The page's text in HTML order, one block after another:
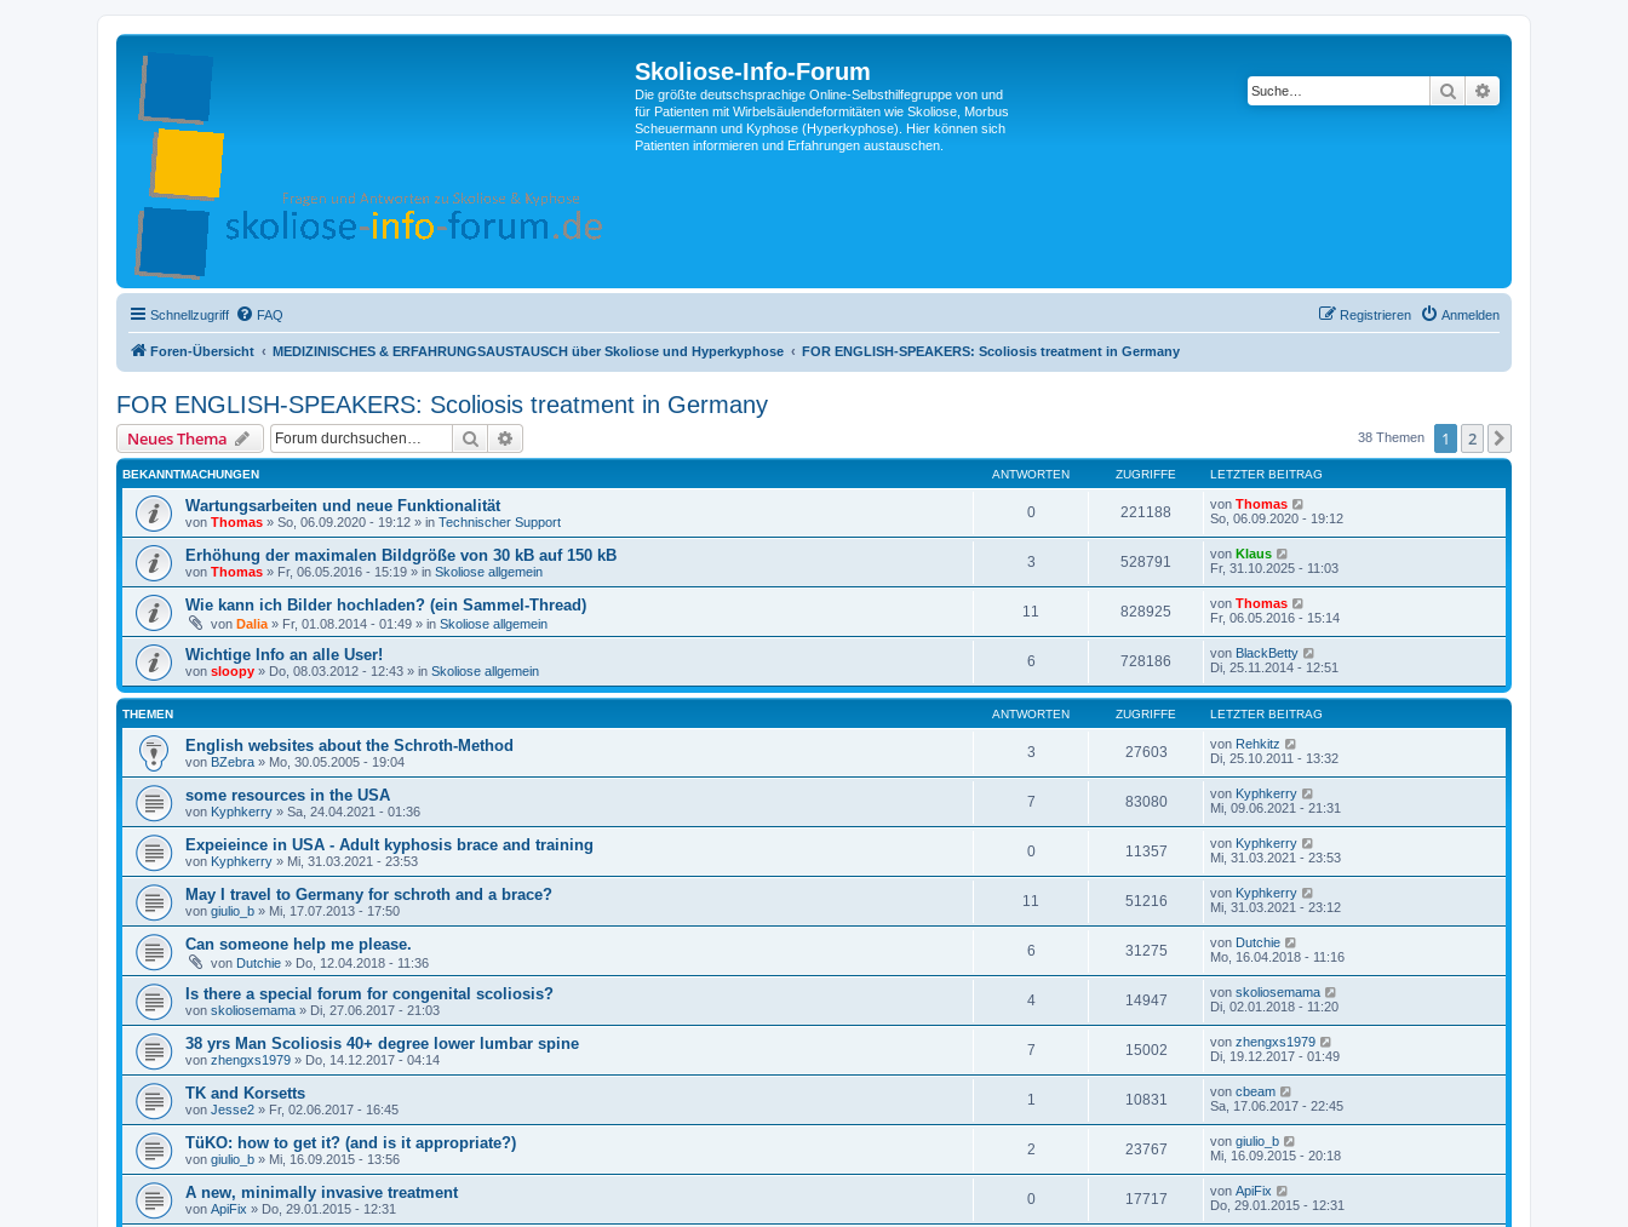
Skoliose-Info-Forum
Die größte deutschsprachige Online-Selbsthilfegruppe von und
für Patienten mit Wirbelsäulendeformitäten wie Skoliose, Morbus
Scheuermann und Kyphose (Hyperkyphose). Hier können sich
Patienten informieren und Erfahrungen austauschen.
Suche
Schnellzugriff FAQ Anmelden
Registrieren
Foren-Übersicht MEDIZINISCHES & ERFAHRUNGSAUSTAUSCH über Skoliose und Hyperkyphose FOR ENGLISH-SPEAKERS: Scoliosis treatment in Germany
FOR ENGLISH-SPEAKERS: Scoliosis treatment in Germany
Neues Thema Suche 38 Themen 1 2
BEKANNTMACHUNGEN ANTWORTEN ZUGRIFFE LETZTER BEITRAG
Wartungsarbeiten und neue Funktionalität
von Thomas » So, 06.09.2020 - 19:12 » in Technischer Support
0 221188 von Thomas
So, 06.09.2020 - 19:12
Erhöhung der maximalen Bildgröße von 30 kB auf 150 kB
von Thomas » Fr, 06.05.2016 - 15:19 » in Skoliose allgemein
3 528791 von Klaus
Fr, 31.10.2025 - 11:03
Wie kann ich Bilder hochladen? (ein Sammel-Thread)
von Dalia » Fr, 01.08.2014 - 01:49 » in Skoliose allgemein
11 828925 von Thomas
Fr, 06.05.2016 - 15:14
Wichtige Info an alle User!
von sloopy » Do, 08.03.2012 - 12:43 » in Skoliose allgemein
6 728186 von BlackBetty
Di, 25.11.2014 - 12:51
THEMEN ANTWORTEN ZUGRIFFE LETZTER BEITRAG
English websites about the Schroth-Method
von BZebra » Mo, 30.05.2005 - 19:04
3 27603 von Rehkitz
Di, 25.10.2011 - 13:32
some resources in the USA
von Kyphkerry » Sa, 24.04.2021 - 01:36
7 83080 von Kyphkerry
Mi, 09.06.2021 - 21:31
Expeieince in USA - Adult kyphosis brace and training
von Kyphkerry » Mi, 31.03.2021 - 23:53
0 11357 von Kyphkerry
Mi, 31.03.2021 - 23:53
May I travel to Germany for schroth and a brace?
von giulio_b » Mi, 17.07.2013 - 17:50
11 51216 von Kyphkerry
Mi, 31.03.2021 - 23:12
Can someone help me please.
von Dutchie » Do, 12.04.2018 - 11:36
6 31275 von Dutchie
Mo, 16.04.2018 - 11:16
Is there a special forum for congenital scoliosis?
von skoliosemama » Di, 27.06.2017 - 21:03
4 14947 von skoliosemama
Di, 02.01.2018 - 11:20
38 yrs Man Scoliosis 40+ degree lower lumbar spine
von zhengxs1979 » Do, 14.12.2017 - 04:14
7 15002 von zhengxs1979
Di, 19.12.2017 - 01:49
TK and Korsetts
von Jesse2 » Fr, 02.06.2017 - 16:45
1 10831 von cbeam
Sa, 17.06.2017 - 22:45
TüKO: how to get it? (and is it appropriate?)
von giulio_b » Mi, 16.09.2015 - 13:56
2 23767 von giulio_b
Mi, 16.09.2015 - 20:18
A new, minimally invasive treatment
von ApiFix » Do, 29.01.2015 - 12:31
0 17717 von ApiFix
Do, 29.01.2015 - 12:31